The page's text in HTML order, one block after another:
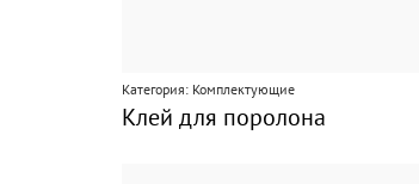
Категория: Комплектующие
Клей для поролона